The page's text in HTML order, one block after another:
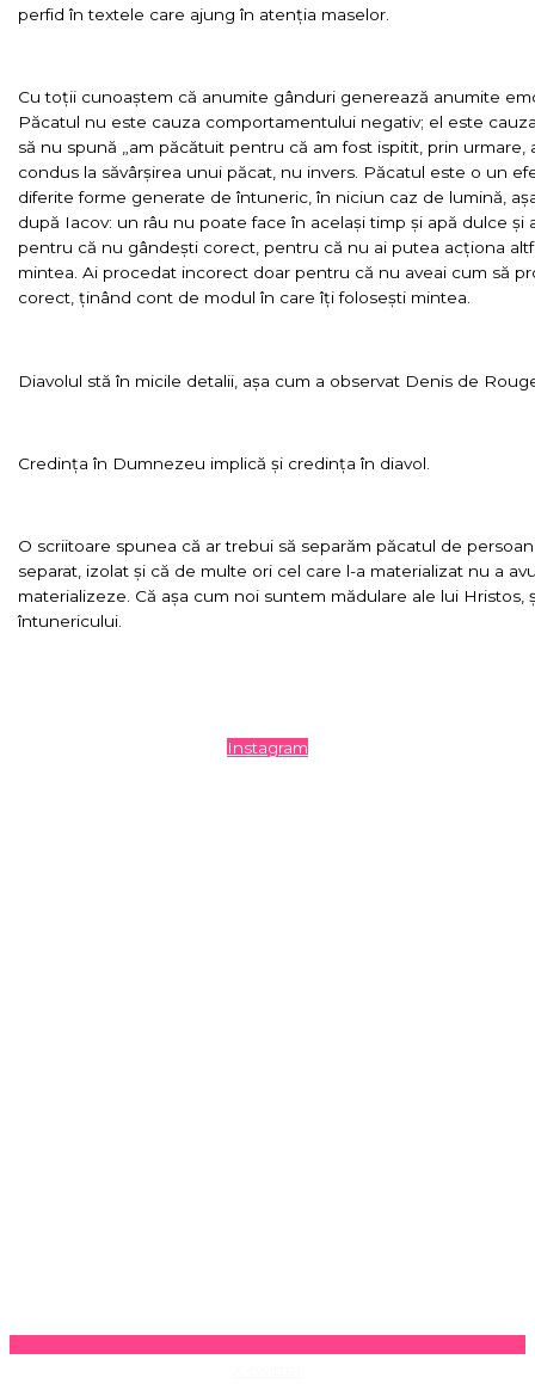
perfid în textele care ajung în atenția maselor.
Cu toții cunoaștem că anumite gânduri generează anumite
Păcatul nu este cauza comportamentului negativ; el este
să nu spună „am păcătuit pentru că am fost ispitit, prin
condus la săvârșirea unui păcat, nu invers. Păcatul este o un
diferite forme generate de întuneric, în niciun caz de lumină,
după Iacov: un râu nu poate face în același timp și apă dulce
pentru că nu gândești corect, pentru că nu ai putea acționa
mintea. Ai procedat incorect doar pentru că nu aveai cum să
corect, ținând cont de modul în care îți folosești mintea.
Diavolul stă în micile detalii, așa cum a observat Denis de
Credința în Dumnezeu implică și credința în diavol.
O scriitoare spunea că ar trebui să separăm păcatul de
separat, izolat și că de multe ori cel care l-a materializat nu a
materializeze. Că așa cum noi suntem mădulare ale lui
întunericului.
Instagram